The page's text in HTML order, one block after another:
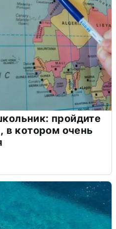
пройдите
в котором очень